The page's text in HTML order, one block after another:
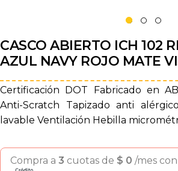
CASCO ABIERTO ICH 102
AZUL NAVY ROJO MATE
Certificación DOT Fabricado en
Anti-Scratch Tapizado anti
lavable Ventilación Hebilla
Compra a 3 cuotas de $ 0 /mes con